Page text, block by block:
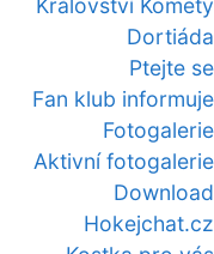
Království Komety
Dortiáda
Ptejte se
Fan klub informuje
Fotogalerie
Aktivní fotogalerie
Download
Hokejchat.cz